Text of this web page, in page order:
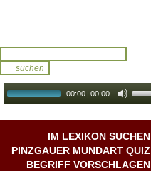
00:00 | 00:00
IM LEXIKON SUCHEN
PINZGAUER MUNDART QUIZ
BEGRIFF VORSCHLAGEN